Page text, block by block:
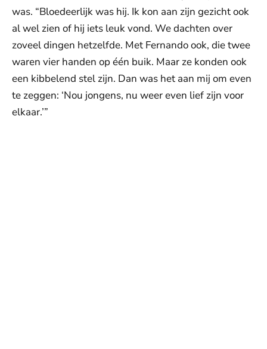
was. “Bloedeerlijk was hij. Ik kon aan zijn gezicht ook
al wel zien of hij iets leuk vond. We dachten over
zoveel dingen hetzelfde. Met Fernando ook, die twee
waren vier handen op één buik. Maar ze konden ook
een kibbelend stel zijn. Dan was het aan mij om even
te zeggen: ‘Nou jongens, nu weer even lief zijn voor
elkaar.’”